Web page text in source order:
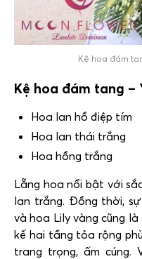
Kệ hoa đám
Kệ hoa đám tang –
Hoa lan hồ điệp tím
Hoa lan thái trắng
Hoa hồng trắng
Lẵng hoa nổi bật với
lan trắng. Đồng thời,
và hoa Lily vàng cũng
kế hai tầng tỏa rộng
trang trọng, ấm cúng.